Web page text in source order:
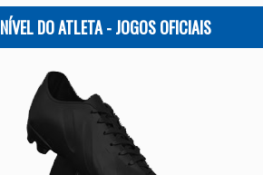
NÍVEL DO ATLETA - JOGOS OFICIAIS